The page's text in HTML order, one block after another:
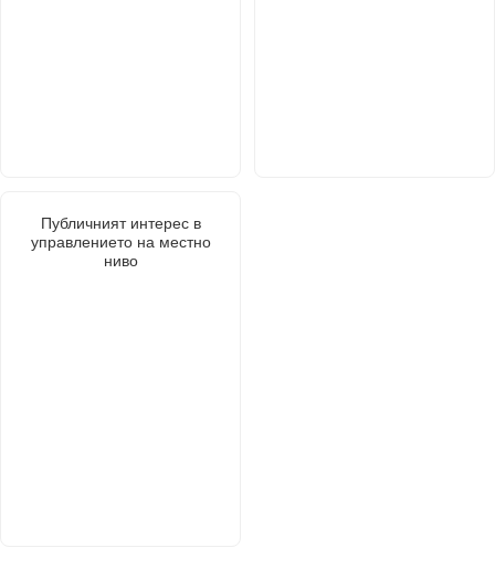
Публичният интерес в
управлението на местно
ниво